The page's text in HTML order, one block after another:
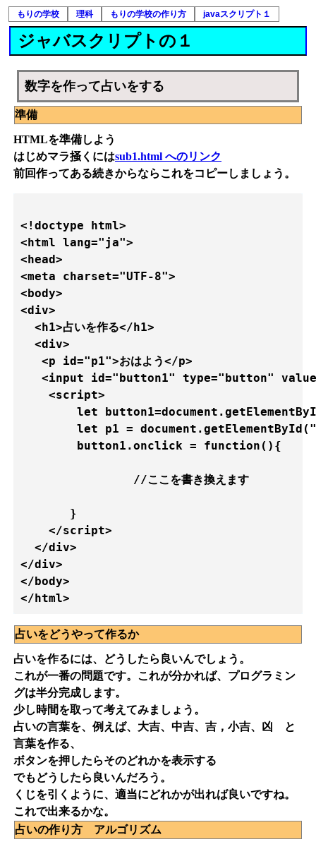
もりの学校 理科 もりの学校の作り方 javaスクリプト１
ジャバスクリプトの１
数字を作って占いをする
準備
HTMLを準備しよう
はじめマラ掻くにはsub1.html へのリンク
前回作ってある続きからならこれをコピーしましょう。
<!doctype html>
<html lang="ja">
<head>
<meta charset="UTF-8">
<body>
<div>
  <h1>占いを作る</h1>
  <div>
   <p id="p1">おはよう</p>
<input id="button1" type="button" value="
    <script>
let
let p1 =
        button1.onclick = function(){
                //ここを書き換えます
       }
    </script>
  </div>
</div>
</body>
占いをどうやって作るか
占いを作るには、どうしたら良いんでしょう。
これが一番の問題です。これが分かれば、プログラミン
グは半分完成します。
少し時間を取って考えてみましょう。
占いの言葉を、例えば、大吉、中吉、吉，小吉、凶 と
言葉を作る、
ボタンを押したらそのどれかを表示する
でもどうしたら良いんだろう。
くじを引くように、適当にどれかが出れば良いですね。
これで出来るかな。
占いの作り方 アルゴリズム